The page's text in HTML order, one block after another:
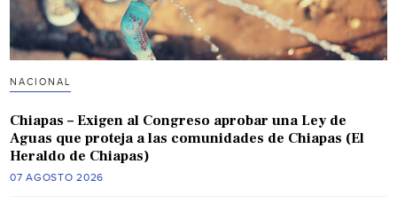
NACIONAL
Chiapas – Exigen al Congreso aprobar una Ley de
Aguas que proteja a las comunidades de Chiapas (El
Heraldo de Chiapas)
07 AGOSTO 2026